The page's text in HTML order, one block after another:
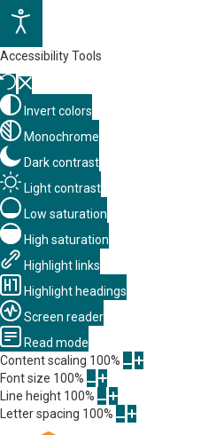
Accessibility Tools
Invert colors
Monochrome
Dark contrast
Light contrast
Low saturation
High saturation
Highlight links
Highlight headings
Screen reader
Read mode
Content scaling 100%
Font size 100%
Line height 100%
Letter spacing 100%